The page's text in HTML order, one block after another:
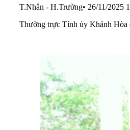
T.Nhân - H.Trường• 26/11/2025
Thường trực Tỉnh ủy Khánh Hòa